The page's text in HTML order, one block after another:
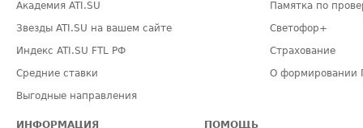
Академия ATI.SU
Звезды ATI.SU на вашем сайте
Индекс ATI.SU FTL РФ
Средние ставки
Выгодные направления
Памятка по
Светофор+
Страхование
О формировании
ИНФОРМАЦИЯ ПОМОЩЬ